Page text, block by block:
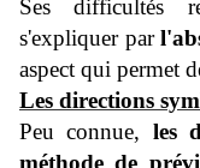
Ses difficultés
s'expliquer par
aspect qui permet
Les directions
Peu connue, les
méthode de